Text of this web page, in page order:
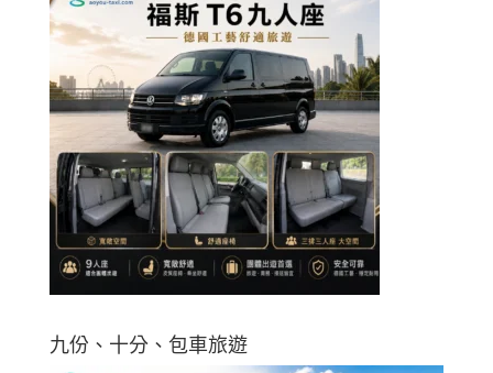
九份、十分、包車旅遊